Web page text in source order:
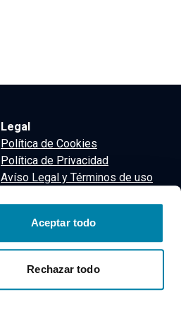
Aceptar todo
Rechazar todo
Legal
Política de Cookies
Política de Privacidad
Avíso Legal y Términos de uso